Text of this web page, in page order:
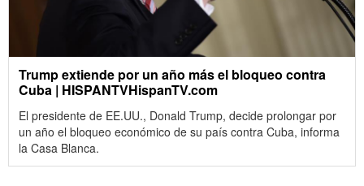
Trump extiende por un año más el bloqueo contra
Cuba | HISPANTVHispanTV.com
El presidente de EE.UU., Donald Trump, decide prolongar por
un año el bloqueo económico de su país contra Cuba, informa
la Casa Blanca.